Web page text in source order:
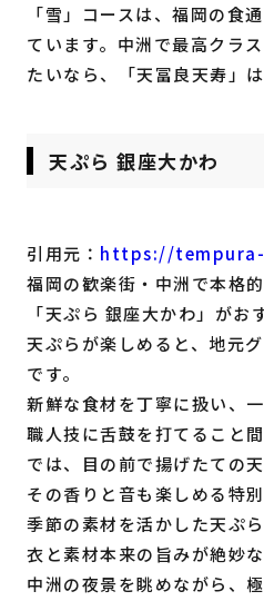
「雪」コースは、福岡の食
ています。中洲で最高クラ
たいなら、「天冨良天寿」
天ぷら 銀座大かわ
引用元： https://
福岡の歓楽街・中洲で本格
「天ぷら 銀座大かわ」がお
天ぷらが楽しめると、地元
です。
新鮮な食材を丁寧に扱い、
職人技に舌鼓を打てること
では、目の前で揚げたての
その香りと音も楽しめる特
季節の素材を活かした天ぷ
衣と素材本来の旨みが絶妙
中洲の夜景を眺めながら、